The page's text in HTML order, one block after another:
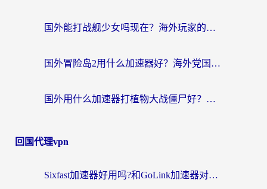
国外能打战舰少女吗现在？海外玩家的国服游戏加速终极指南
国外冒险岛2用什么加速器好？海外党国服游戏畅玩全攻略（附鸣潮哈利波特加速技巧）
国外用什么加速器打植物大战僵尸好？海外党国服游戏加速终极指南
回国代理vpn
Sixfast加速器好用吗?和GoLink加速器对比哪个回国效果更好?海外党亲测实用指南